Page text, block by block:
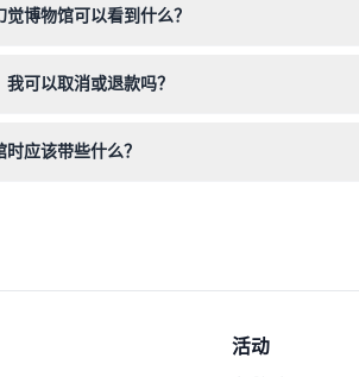
博物馆可以看到什么？
可以取消或退款吗？
应该带些什么？
活动